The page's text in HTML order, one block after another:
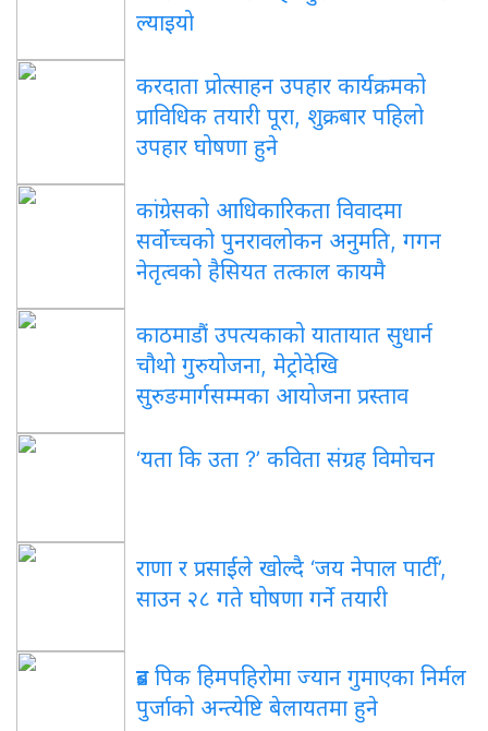
ल्याइयो
करदाता प्रोत्साहन उपहार कार्यक्रमको
प्राविधिक तयारी पूरा, शुक्रबार पहिलो
उपहार घोषणा हुने
कांग्रेसको आधिकारिकता विवादमा
सर्वोच्चको पुनरावलोकन अनुमति, गगन
नेतृत्वको हैसियत तत्काल कायमै
काठमाडौं उपत्यकाको यातायात सुधार्न
चौथो गुरुयोजना, मेट्रोदेखि
सुरुङमार्गसम्मका आयोजना प्रस्ताव
‘यता कि उता ?’ कविता संग्रह विमोचन
राणा र प्रसाईंले खोल्दै ‘जय नेपाल पार्टी’,
साउन २८ गते घोषणा गर्ने तयारी
ब्रड पिक हिमपहिरोमा ज्यान गुमाएका निर्मल
पुर्जाको अन्त्येष्टि बेलायतमा हुने